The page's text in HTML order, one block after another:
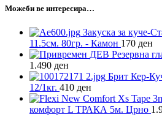
Можеби ве интересира…
Закуска за куче-
11.5см. 80гр. - Камон 170 ден
ДЕВ Резервна
1.490 ден
Брит Кер-
12/1кг. 410 ден
комфорт L ТРАКА 5м. Црно